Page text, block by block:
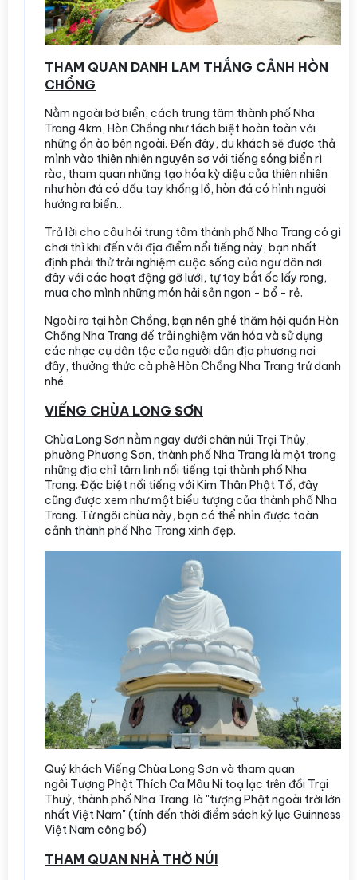
THAM QUAN DANH LAM THẮNG CẢNH HÒN
CHỒNG
Nằm ngoài bờ biển, cách trung tâm thành phố Nha
Trang 4km, Hòn Chồng như tách biệt hoàn toàn với
những ồn ào bên ngoài. Đến đây, du khách sẽ được thả
mình vào thiên nhiên nguyên sơ với tiếng sóng biển rì
rào, tham quan những tạo hóa kỳ diệu của thiên nhiên
như hòn đá có dấu tay khổng lồ, hòn đá có hình người
hướng ra biển…
Trả lời cho câu hỏi trung tâm thành phố Nha Trang có gì
chơi thì khi đến với địa điểm nổi tiếng này, bạn nhất
định phải thử trải nghiệm cuộc sống của ngư dân nơi
đây với các hoạt động gỡ lưới, tự tay bắt ốc lấy rong,
mua cho mình những món hải sản ngon - bổ - rẻ.
Ngoài ra tại hòn Chồng, bạn nên ghé thăm hội quán Hòn
Chồng Nha Trang để trải nghiệm văn hóa và sử dụng
các nhạc cụ dân tộc của người dân địa phương nơi
đây, thưởng thức cà phê Hòn Chồng Nha Trang trứ danh
nhé.
VIẾNG CHÙA LONG SƠN
Chùa Long Sơn nằm ngay dưới chân núi Trại Thủy,
phường Phương Sơn, thành phố Nha Trang là một trong
những địa chỉ tâm linh nổi tiếng tại thành phố Nha
Trang. Đặc biệt nổi tiếng với Kim Thân Phật Tổ, đây
cũng được xem như một biểu tượng của thành phố Nha
Trang. Từ ngôi chùa này, bạn có thể nhìn được toàn
cảnh thành phố Nha Trang xinh đẹp.
Quý khách Viếng Chùa Long Sơn và tham quan
ngôi Tượng Phật Thích Ca Mâu Ni toạ lạc trên đồi Trại
Thuỷ, thành phố Nha Trang. là "tượng Phật ngoài trời lớn
nhất Việt Nam" (tính đến thời điểm sách kỷ lục Guinness
Việt Nam công bố)
THAM QUAN NHÀ THỜ NÚI